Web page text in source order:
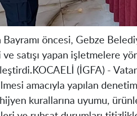
Bayramı öncesi, Gebze
satışı yapan işletmelere
KOCAELİ (İGFA) -
amacıyla yapılan
kurallarına uyumu,